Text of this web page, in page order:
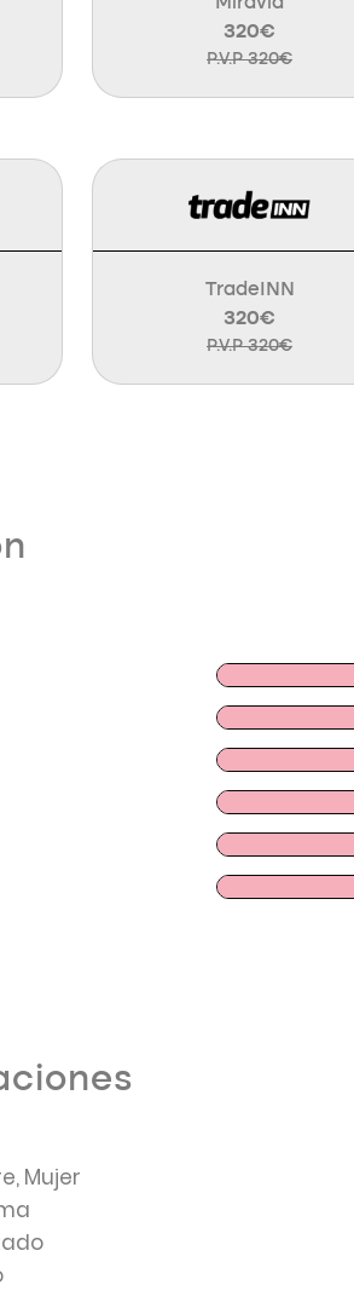
320€
P.V.P 320€
TradeINN
320€
P.V.P 320€
Mujer